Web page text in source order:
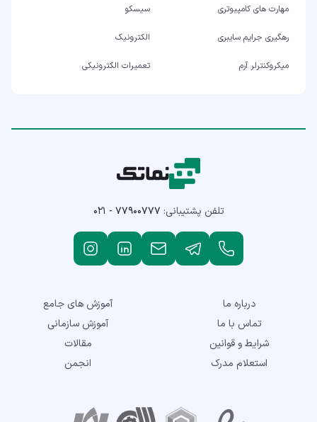
مهارت های کامپیوتری سیسکو
رهگیری جرایم سایبری الکترونیک
میکروکنترلر آرم تعمیرات الکترونیکی
تلفن پشتیبانی: ۰۲۱ - ۷۷۹۰۰۷۷۷
درباره ما
تماس با ما
شرایط و قوانین
استعلام مدرک
آموزش های جامع
آموزش سازمانی
مقالات
انجمن
نمادهای اعتماد